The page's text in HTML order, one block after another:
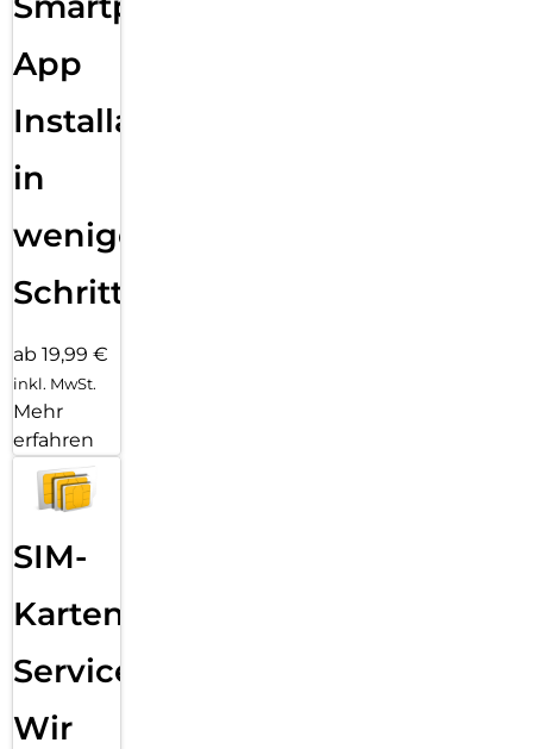
App
Installation
in
wenigen
Schritten
ab 19,99 €
inkl. MwSt.
Mehr
erfahren
SIM-
Karten
Service:
Wir